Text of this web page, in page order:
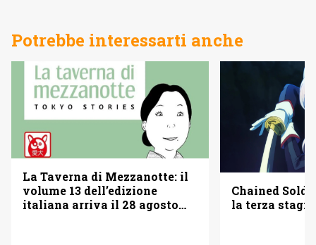
Potrebbe interessarti anche
La Taverna di Mezzanotte: il
volume 13 dell’edizione
italiana arriva il 28 agosto
Chained
la terza